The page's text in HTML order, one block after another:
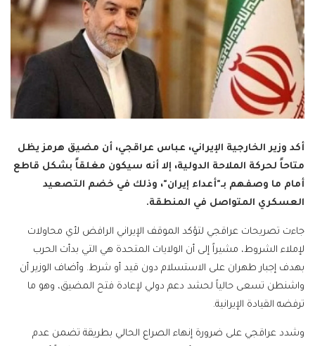
أكد وزير الخارجية الإيراني، عباس عراقجي، أن مضيق هرمز يظل
متاحاً لحركة الملاحة الدولية، إلا أنه سيكون مغلقاً بشكل قاطع
أمام ما وصفهم بـ"أعداء إيران"، وذلك في خضم التصعيد
العسكري المتواصل في المنطقة.
جاءت تصريحات عراقجي لتؤكد الموقف الإيراني الرافض لأي محاولات
لإملاء الشروط، مشيراً إلى أن الولايات المتحدة هي التي بدأت الحرب
بهدف إجبار طهران على الاستسلام دون قيد أو شرط. وأضاف الوزير أن
واشنطن تسعى حالياً لحشد دعم دولي لإعادة فتح المضيق، وهو ما
ترفضه القيادة الإيرانية.
وشدد عراقجي على ضرورة إنهاء الصراع الحالي بطريقة تضمن عدم